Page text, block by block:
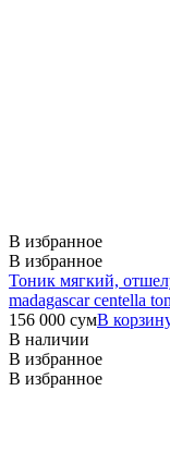
В избранное
В избранное
Тоник мягкий,
madagascar centella
156 000 сумВ
В наличии
В избранное
В избранное